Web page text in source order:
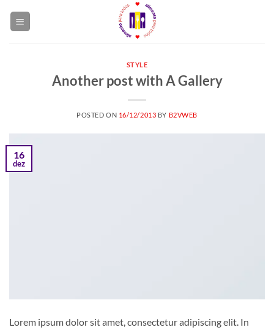
STYLE
Another post with A Gallery
POSTED ON 16/12/2013 BY B2VWEB
16
dez
Lorem ipsum dolor sit amet, consectetur adipiscing elit. In